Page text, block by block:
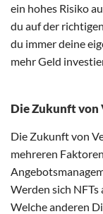
ein hohes Risiko
du auf der
du immer deine
mehr Geld
Die Zukunft von
Die Zukunft von
mehreren
Werden sich
Welche anderen